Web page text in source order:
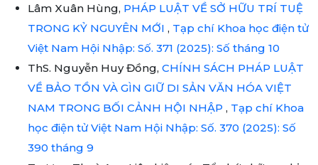
Lâm Xuân Hùng, PHÁP LUẬT VỀ SỞ HỮU TRÍ TUỆ
TRONG KỶ NGUYÊN MỚI , Tạp chí Khoa học điện tử
Việt Nam Hội Nhập: Số. 371 (2025): Số tháng 10
ThS. Nguyễn Huy Đồng, CHÍNH SÁCH PHÁP LUẬT
VỀ BẢO TỒN VÀ GÌN GIỮ DI SẢN VĂN HÓA VIỆT
NAM TRONG BỐI CẢNH HỘI NHẬP , Tạp chí Khoa
học điện tử Việt Nam Hội Nhập: Số. 370 (2025): Số
390 tháng 9